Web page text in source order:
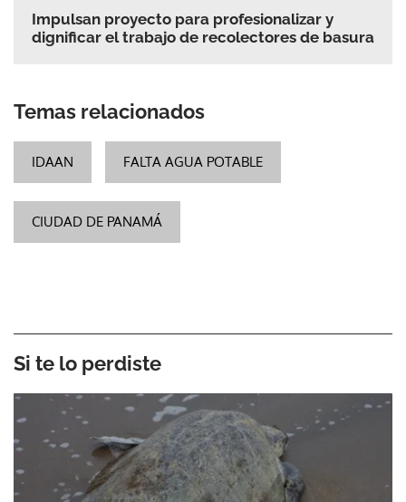
Impulsan proyecto para profesionalizar y
dignificar el trabajo de recolectores de basura
Temas relacionados
IDAAN FALTA AGUA POTABLE
CIUDAD DE PANAMÁ
Si te lo perdiste